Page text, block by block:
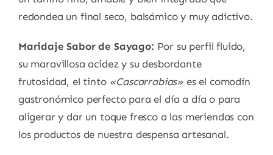
redondea un final seco, balsámico y muy adictivo.
Maridaje Sabor de Sayago: Por su perfil fluido,
su maravillosa acidez y su desbordante
frutosidad, el tinto «Cascarrabias» es el comodín
gastronómico perfecto para el día a día o para
aligerar y dar un toque fresco a las meriendas con
los productos de nuestra despensa artesanal.